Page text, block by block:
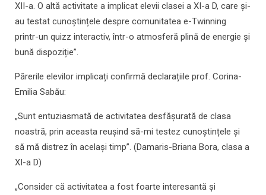
XII-a. O altă activitate a implicat elevii clasei a XI-a D, care și-
au testat cunoștințele despre comunitatea e-Twinning
printr-un quizz interactiv, într-o atmosferă plină de energie și
bună dispoziție”.
Părerile elevilor implicați confirmă declarațiile prof. Corina-
Emilia Sabău:
„Sunt entuziasmată de activitatea desfășurată de clasa
noastră, prin aceasta reușind să-mi testez cunoștințele și
să mă distrez în același timp”. (Damaris-Briana Bora, clasa a
XI-a D)
„Consider că activitatea a fost foarte interesantă și